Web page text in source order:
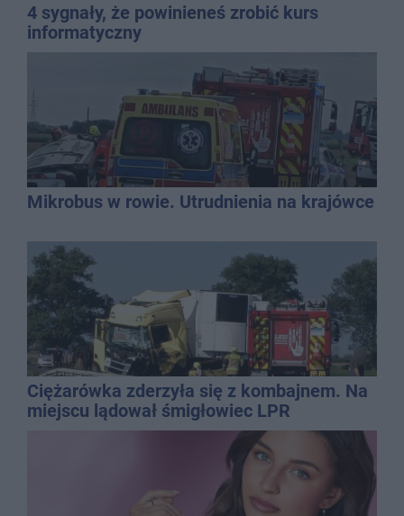
4 sygnały, że powinieneś zrobić kurs
informatyczny
Mikrobus w rowie. Utrudnienia na krajówce
Ciężarówka zderzyła się z kombajnem. Na
miejscu lądował śmigłowiec LPR